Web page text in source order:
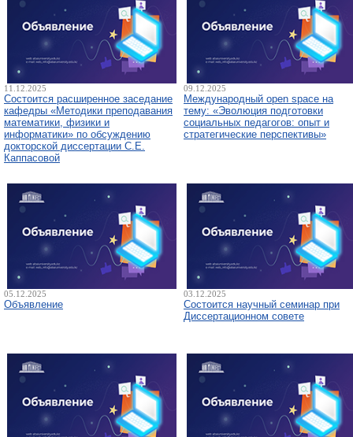
11.12.2025
Состоится расширенное заседание
кафедры «Методики преподавания
математики, физики и
информатики» по обсуждению
докторской диссертации С.Е.
Каппасовой
09.12.2025
Международный open space на
тему: «Эволюция подготовки
социальных педагогов: опыт и
стратегические перспективы»
05.12.2025
Объявление
03.12.2025
Состоится научный семинар при
Диссертационном совете